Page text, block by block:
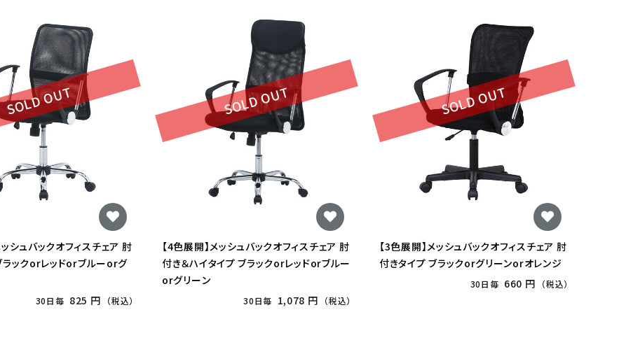
SOLD OUT
ッシュバックオフィスチェア 肘
ラックorレッドorブルーorグ
30日毎 825 円 （税込）
SOLD OUT
【4色展開】メッシュバックオフィスチェア 肘
付き＆ハイタイプ ブラックorレッドorブルー
orグリーン
30日毎 1,078 円 （税込）
SOLD OUT
【3色展開】メッシュバックオフィスチェア 肘
付きタイプ ブラックorグリーンorオレンジ
30日毎 660 円 （税込）